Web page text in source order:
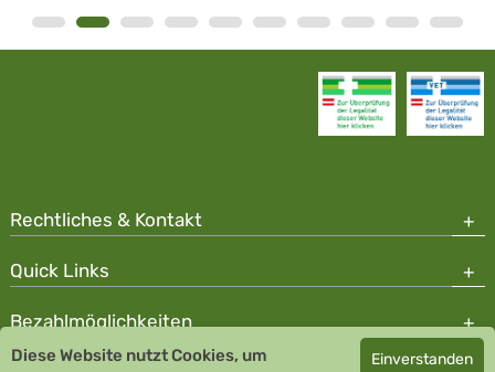
Rechtliches & Kontakt
Quick Links
Bezahlmöglichkeiten
Diese Website nutzt Cookies, um Einverstanden